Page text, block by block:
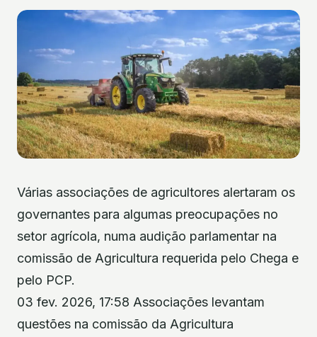
Várias associações de agricultores alertaram os
governantes para algumas preocupações no
setor agrícola, numa audição parlamentar na
comissão de Agricultura requerida pelo Chega e
pelo PCP.
03 fev. 2026, 17:58 Associações levantam
questões na comissão da Agricultura